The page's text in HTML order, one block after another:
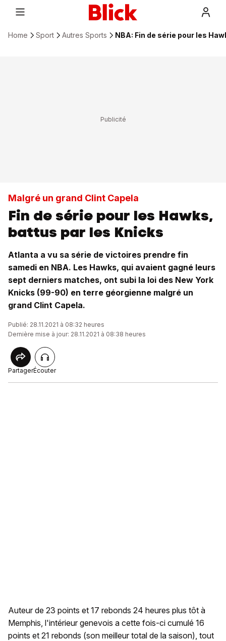
Home Sport Autres Sports NBA: Fin de série pour les
Malgré un grand Clint Capela
Fin de série pour les Hawks,
battus par les Knicks
Atlanta a vu sa série de victoires prendre fin
samedi en NBA. Les Hawks, qui avaient gagné leurs
sept derniers matches, ont subi la loi des New York
Knicks (99-90) en terre géorgienne malgré un
grand Clint Capela.
Publié: 28.11.2021 à 08:32 heures
Dernière mise à jour: 28.11.2021 à 08:38 heures
PartagerÉcouter
Auteur de 23 points et 17 rebonds 24 heures plus tôt à
Memphis, l'intérieur genevois a cette fois-ci cumulé 16
points et 21 rebonds (son meilleur total de la saison), tout